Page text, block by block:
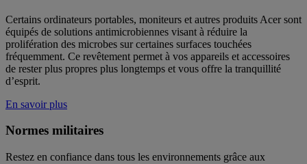
Certains ordinateurs portables, moniteurs et autres produits Acer sont
équipés de solutions antimicrobiennes visant à réduire la
prolifération des microbes sur certaines surfaces touchées
fréquemment. Ce revêtement permet à vos appareils et accessoires
de rester plus propres plus longtemps et vous offre la tranquillité
d’esprit.
En savoir plus
Normes militaires
Restez en confiance dans tous les environnements grâce aux